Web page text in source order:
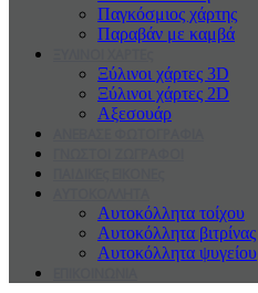
Παγκόσμιος χάρτης
Παραβάν με καμβά
Ξύλινοι χάρτες 3D
Ξύλινοι χάρτες 2D
Αξεσουάρ
Αυτοκόλλητα τοίχου
Αυτοκόλλητα βιτρίνας
Αυτοκόλλητα ψυγείου